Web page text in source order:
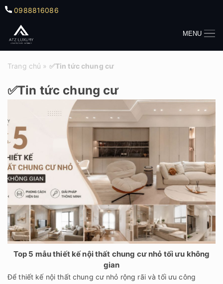
0988816086
MENU
Trang chủ » ✅Tin tức chung cư
✅Tin tức chung cư
Top 5 mẫu thiết kế nội thất chung cư nhỏ tối ưu không
gian
Để thiết kế nội thất chung cư nhỏ rộng rãi và tối ưu công